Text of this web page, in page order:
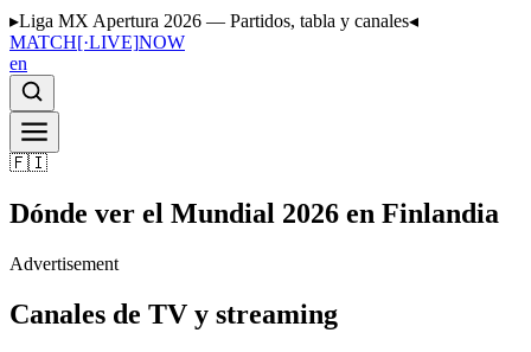
▸Liga MX Apertura 2026 — Partidos, tabla y canales◂
MATCH[·LIVE]NOW
en
🇫🇮
Dónde ver el Mundial 2026 en Finlandia
Advertisement
Canales de TV y streaming